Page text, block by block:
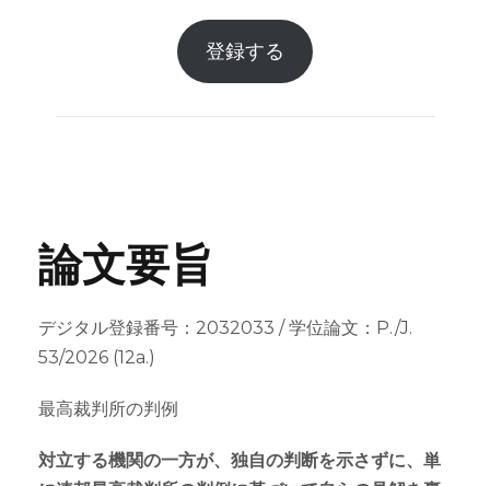
登録する
論文要旨
デジタル登録番号：2032033 / 学位論文：P./J.
53/2026 (12a.)
最高裁判所の判例
対立する機関の一方が、独自の判断を示さずに、単